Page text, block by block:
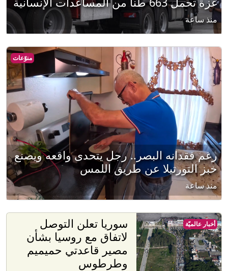
منذ ساعة
منوّعات
رغم فقدانه البصر.. رجل يتحدى واقعه ويصنع
خبز التورتيلا عن طريق اللمس
منذ ساعة
سوريا تعلن التوصل
لاتفاق مع روسيا بشأن
مصير قاعدتي حميميم
وطرطوس
أخبار عالميّة